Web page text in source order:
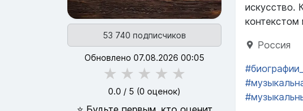
53 740 подписчиков
Обновлено 07.08.2026 00:05
★ ★ ★ ★ ★
0.0 / 5 (0 оценок)
искусство.
контекстом
Россия